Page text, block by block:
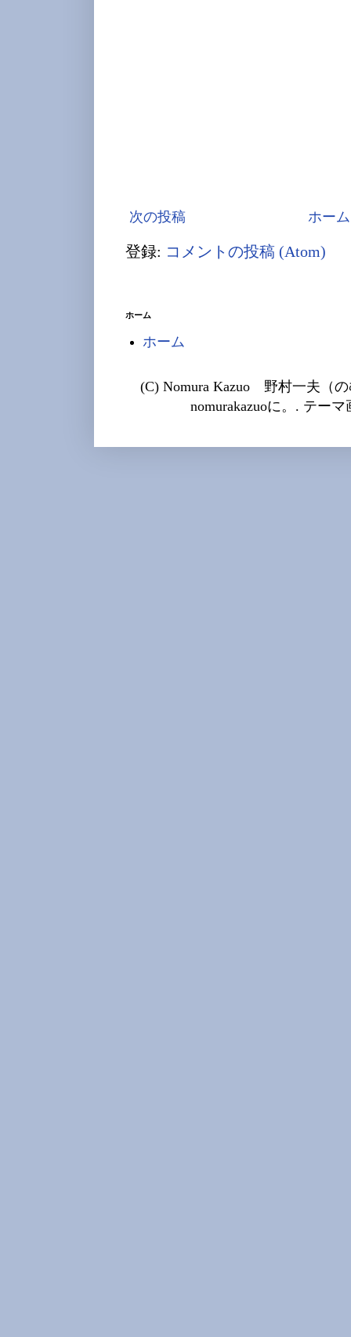
次の投稿 ホーム
登録: コメントの投稿 (Atom)
ホーム
ホーム
(C) Nomura Kazuo 野村一夫（の
nomurakazuoに。. テー